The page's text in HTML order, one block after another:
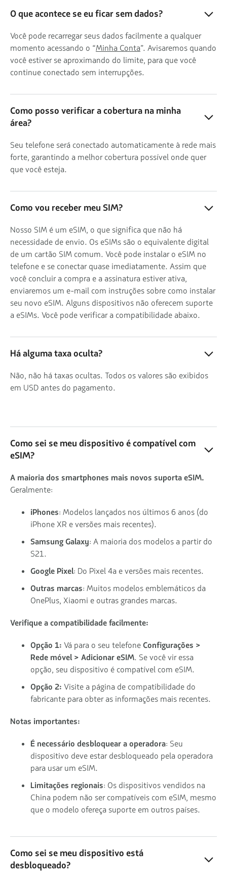
O que acontece se eu ficar sem dados?
Você pode recarregar seus dados facilmente a qualquer
momento acessando o “Minha Conta”. Avisaremos quando
você estiver se aproximando do limite, para que você
continue conectado sem interrupções.
Como posso verificar a cobertura na minha
área?
Seu telefone será conectado automaticamente à rede mais
forte, garantindo a melhor cobertura possível onde quer
que você esteja.
Como vou receber meu SIM?
Nosso SIM é um eSIM, o que significa que não há
necessidade de envio. Os eSIMs são o equivalente digital
de um cartão SIM comum. Você pode instalar o eSIM no
telefone e se conectar quase imediatamente. Assim que
você concluir a compra e a assinatura estiver ativa,
enviaremos um e-mail com instruções sobre como instalar
seu novo eSIM. Alguns dispositivos não oferecem suporte
a eSIMs. Você pode verificar a compatibilidade abaixo.
Há alguma taxa oculta?
Não, não há taxas ocultas. Todos os valores são exibidos
em USD antes do pagamento.
Como sei se meu dispositivo é compatível com
eSIM?
A maioria dos smartphones mais novos suporta eSIM.
Geralmente:
iPhones: Modelos lançados nos últimos 6 anos (do
iPhone XR e versões mais recentes).
Samsung Galaxy: A maioria dos modelos a partir do
S21.
Google Pixel: Do Pixel 4a e versões mais recentes.
Outras marcas: Muitos modelos emblemáticos da
OnePlus, Xiaomi e outras grandes marcas.
Verifique a compatibilidade facilmente:
Opção 1: Vá para o seu telefoneConfigurações >
Rede móvel > Adicionar eSIM. Se você vir essa
opção, seu dispositivo é compatível com eSIM.
Opção 2: Visite a página de compatibilidade do
fabricante para obter as informações mais recentes.
Notas importantes:
É necessário desbloquear a operadora: Seu
dispositivo deve estar desbloqueado pela operadora
para usar um eSIM.
Limitações regionais: Os dispositivos vendidos na
China podem não ser compatíveis com eSIM, mesmo
que o modelo ofereça suporte em outros países.
Como sei se meu dispositivo está
desbloqueado?